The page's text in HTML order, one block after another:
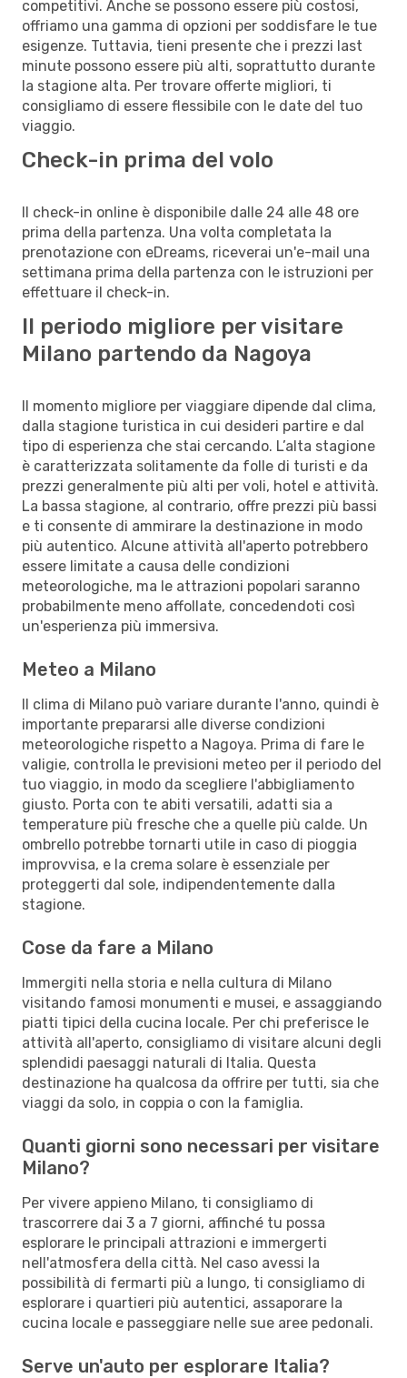
competitivi. Anche se possono essere più costosi,
offriamo una gamma di opzioni per soddisfare le tue
esigenze. Tuttavia, tieni presente che i prezzi last
minute possono essere più alti, soprattutto durante
la stagione alta. Per trovare offerte migliori, ti
consigliamo di essere flessibile con le date del tuo
viaggio.
Check-in prima del volo
Il check-in online è disponibile dalle 24 alle 48 ore
prima della partenza. Una volta completata la
prenotazione con eDreams, riceverai un'e-mail una
settimana prima della partenza con le istruzioni per
effettuare il check-in.
Il periodo migliore per visitare
Milano partendo da Nagoya
Il momento migliore per viaggiare dipende dal clima,
dalla stagione turistica in cui desideri partire e dal
tipo di esperienza che stai cercando. L’alta stagione
è caratterizzata solitamente da folle di turisti e da
prezzi generalmente più alti per voli, hotel e attività.
La bassa stagione, al contrario, offre prezzi più bassi
e ti consente di ammirare la destinazione in modo
più autentico. Alcune attività all'aperto potrebbero
essere limitate a causa delle condizioni
meteorologiche, ma le attrazioni popolari saranno
probabilmente meno affollate, concedendoti così
un'esperienza più immersiva.
Meteo a Milano
Il clima di Milano può variare durante l'anno, quindi è
importante prepararsi alle diverse condizioni
meteorologiche rispetto a Nagoya. Prima di fare le
valigie, controlla le previsioni meteo per il periodo del
tuo viaggio, in modo da scegliere l'abbigliamento
giusto. Porta con te abiti versatili, adatti sia a
temperature più fresche che a quelle più calde. Un
ombrello potrebbe tornarti utile in caso di pioggia
improvvisa, e la crema solare è essenziale per
proteggerti dal sole, indipendentemente dalla
stagione.
Cose da fare a Milano
Immergiti nella storia e nella cultura di Milano
visitando famosi monumenti e musei, e assaggiando
piatti tipici della cucina locale. Per chi preferisce le
attività all'aperto, consigliamo di visitare alcuni degli
splendidi paesaggi naturali di Italia. Questa
destinazione ha qualcosa da offrire per tutti, sia che
viaggi da solo, in coppia o con la famiglia.
Quanti giorni sono necessari per visitare
Milano?
Per vivere appieno Milano, ti consigliamo di
trascorrere dai 3 a 7 giorni, affinché tu possa
esplorare le principali attrazioni e immergerti
nell'atmosfera della città. Nel caso avessi la
possibilità di fermarti più a lungo, ti consigliamo di
esplorare i quartieri più autentici, assaporare la
cucina locale e passeggiare nelle sue aree pedonali.
Serve un'auto per esplorare Italia?